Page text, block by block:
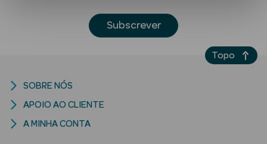
Solares
Subscrever
SOBRE NÓS
APOIO AO CLIENTE
A MINHA CONTA
Topo